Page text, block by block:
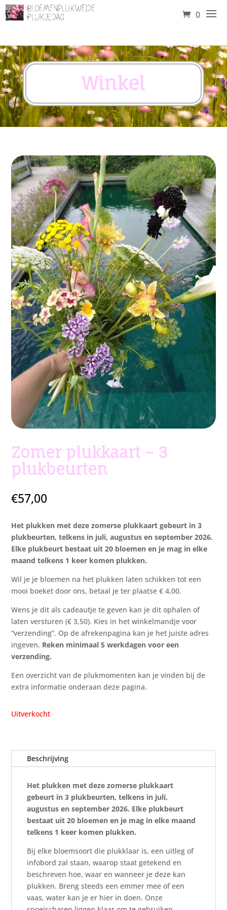
0
Winkel
Zomer plukkaart – 3
plukbeurten
€57,00
Het plukken met deze zomerse plukkaart gebeurt in 3
plukbeurten, telkens in juli, augustus en september 2026.
Elke plukbeurt bestaat uit 20 bloemen en je mag in elke
maand telkens 1 keer komen plukken.
Wil je je bloemen na het plukken laten schikken tot een
mooi boeket door ons, betaal je ter plaatse € 4,00.
Wens je dit als cadeautje te geven kan je dit ophalen of
laten versturen (€ 3,50). Kies in het winkelmandje voor
“verzending”. Op de afrekenpagina kan je het juiste adres
ingeven. Reken minimaal 5 werkdagen voor een
verzending.
Een overzicht van de plukmomenten kan je vinden bij de
extra informatie onderaan deze pagina.
Uitverkocht
Beschrijving
Het plukken met deze zomerse plukkaart
gebeurt in 3 plukbeurten, telkens in juli,
augustus en september 2026. Elke plukbeurt
bestaat uit 20 bloemen en je mag in elke maand
telkens 1 keer komen plukken.
Bij elke bloemsoort die plukklaar is, een uitleg of
infobord zal staan, waarop staat getekend en
beschreven hoe, waar en wanneer je deze kan
plukken. Breng steeds een emmer mee of een
vaas, water kan je er hier in doen. Onze